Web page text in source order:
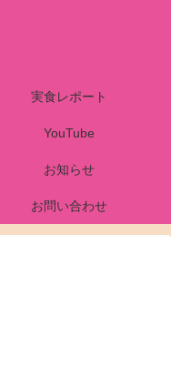
実食レポート
YouTube
お知らせ
お問い合わせ